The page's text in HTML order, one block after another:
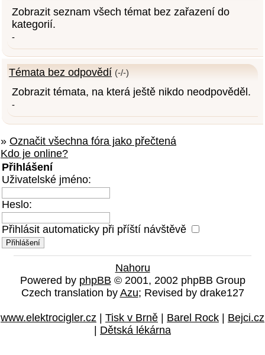
Zobrazit seznam všech témat bez zařazení do
kategorií.
-
Témata bez odpovědí (-/-)
Zobrazit témata, na která ještě nikdo neodpověděl.
-
» Označit všechna fóra jako přečtená
Kdo je online?
Přihlášení
Uživatelské jméno:
Heslo:
Přihlásit automaticky při příští návštěvě
Nahoru
Powered by phpBB © 2001, 2002 phpBB Group
Czech translation by Azu; Revised by drake127
www.elektrocigler.cz | Tisk v Brně | Barel Rock | Bejci.cz
| Dětská lékárna